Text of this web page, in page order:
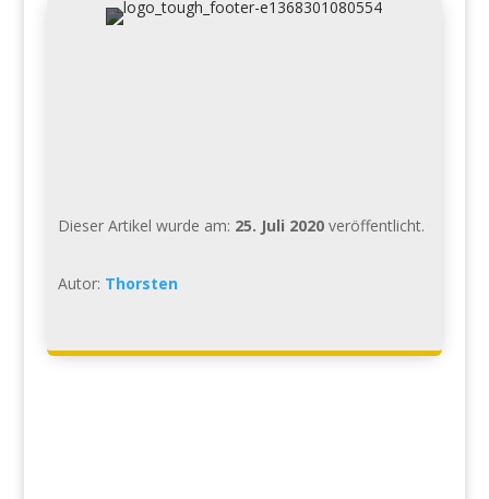
Dieser Artikel wurde am: 25. Juli 2020veröffentlicht.
Autor: Thorsten